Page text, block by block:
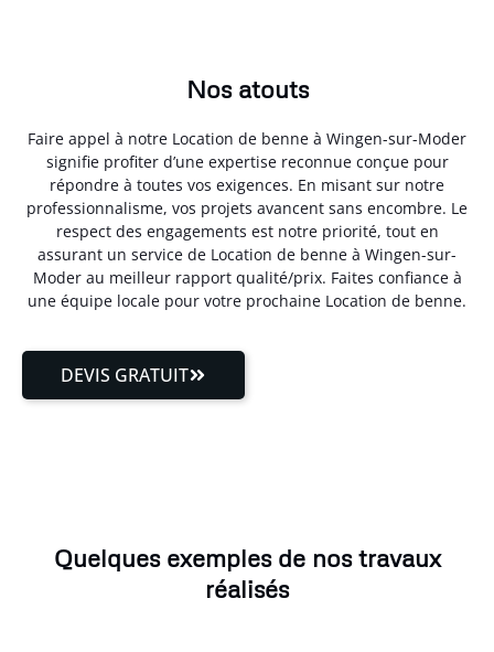
Nos atouts
Faire appel à notre Location de benne à Wingen-sur-Moder
signifie profiter d’une expertise reconnue conçue pour
répondre à toutes vos exigences. En misant sur notre
professionnalisme, vos projets avancent sans encombre. Le
respect des engagements est notre priorité, tout en
assurant un service de Location de benne à Wingen-sur-
Moder au meilleur rapport qualité/prix. Faites confiance à
une équipe locale pour votre prochaine Location de benne.
DEVIS GRATUIT
Quelques exemples de nos travaux
réalisés